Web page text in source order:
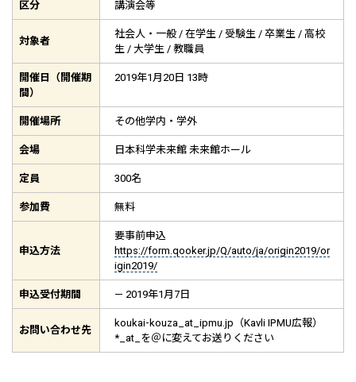
区分 講演会等
対象者
社会人・一般 / 在学生 / 受験生 / 卒業生 / 高校
生 / 大学生 / 教職員
開催日（開催期
間）
2019年1月20日 13時
開催場所 その他学内・学外
会場 日本科学未来館 未来館ホール
定員 300名
参加費 無料
申込方法
要事前申込
https://form.qooker.jp/Q/auto/ja/origin2019/or
igin2019/
申込受付期間 — 2019年1月7日
お問い合わせ先
koukai-kouza_at_ipmu.jp（Kavli IPMU広報）
*_at_を＠に変えてお送りください